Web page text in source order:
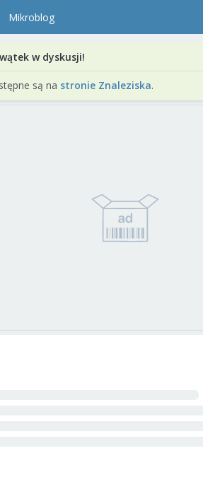
Mikroblog
w dyskusji!
są na stronie Znaleziska.